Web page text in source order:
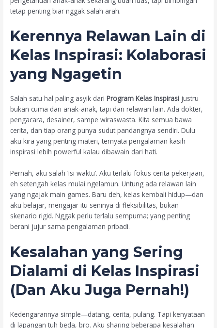
tetap penting biar nggak salah arah.
Kerennya Relawan Lain di
Kelas Inspirasi: Kolaborasi
yang Ngagetin
Salah satu hal paling asyik dariProgram Kelas Inspirasi justru
bukan cuma dari anak-anak, tapi dari relawan lain. Ada dokter,
pengacara, desainer, sampe wiraswasta. Kita semua bawa
cerita, dan tiap orang punya sudut pandangnya sendiri. Dulu
aku kira yang penting materi, ternyata pengalaman kasih
inspirasi lebih powerful kalau dibawain dari hati.
Pernah, aku salah ‘isi waktu’. Aku terlalu fokus cerita pekerjaan,
eh setengah kelas mulai ngelamun. Untung ada relawan lain
yang ngajak main games. Baru deh, kelas kembali hidup—dan
aku belajar, mengajar itu seninya di fleksibilitas, bukan
skenario rigid. Nggak perlu terlalu sempurna; yang penting
berani jujur sama pengalaman pribadi.
Kesalahan yang Sering
Dialami di Kelas Inspirasi
(Dan Aku Juga Pernah!)
Kedengarannya simple—datang, cerita, pulang. Tapi kenyataan
di lapangan tuh beda, bro. Aku sharing beberapa kesalahan